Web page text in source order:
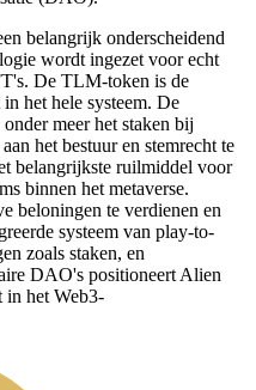
belangrijk onderscheidend
wordt ingezet voor echt
De TLM-token is de
het hele systeem. De
meer het staken bij
het bestuur en stemrecht te
belangrijkste ruilmiddel voor
binnen het metaverse.
beloningen te verdienen en
systeem van play-to-
zoals staken, en
DAO's positioneert Alien
in het Web3-